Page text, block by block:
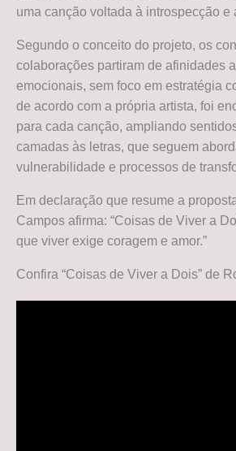
uma canção voltada à introspecção e
Segundo o conceito do projeto, os
colaborações partiram de afinidades
emocionais, sem foco em estratégia
de acordo com a própria artista, foi
para cada canção, ampliando
camadas às letras, que seguem
vulnerabilidade e processos de
Em declaração que resume a
Campos afirma: “Coisas de Viver a
que viver exige coragem e amor.”
Confira “Coisas de Viver a Dois” de